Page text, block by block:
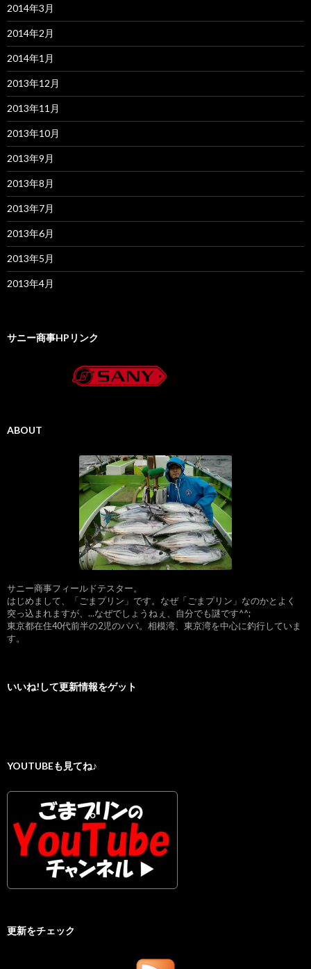
2014年3月
2014年2月
2014年1月
2013年12月
2013年11月
2013年10月
2013年9月
2013年8月
2013年7月
2013年6月
2013年5月
2013年4月
サニー商事HPリンク
ABOUT
サニー商事フィールドテスター。
はじめまして、「ごまプリン」です。なぜ「ごまプリン」なのかとよく
突っ込まれますが、...なぜでしょうねぇ、自分でも謎です^^;
東京都在住40代前半の2児のパパ。相模湾、東京湾を中心に釣行していま
す。
いいね!して更新情報をゲット
YOUTUBEも見てね♪
更新をチェック